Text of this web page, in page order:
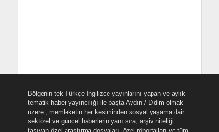
Bölgenin tek Türkçe-İngilizce yayınlarını yapan ve aylık
tematik haber yayıncılığı ile başta Aydın / Didim olmak
üzere , memleketin her kesiminden sosyal yaşama dair
sektörel ve güncel haberlerin yanı sıra, arşiv niteliği
taşıyan özel araştırma dosyaları, özel röportajları ve tüm